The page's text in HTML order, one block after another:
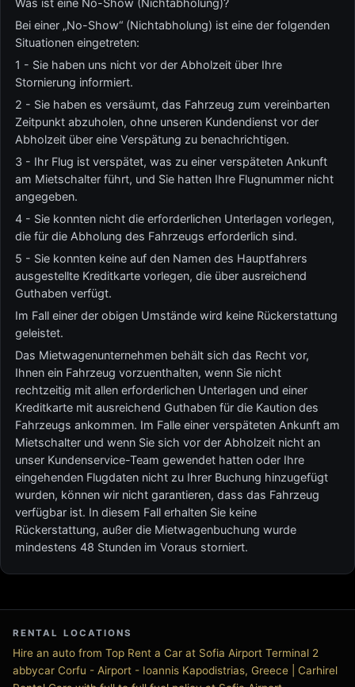
Was ist eine No-Show (Nichtabholung)?
Bei einer „No-Show“ (Nichtabholung) ist eine der folgenden
Situationen eingetreten:
1 - Sie haben uns nicht vor der Abholzeit über Ihre
Stornierung informiert.
2 - Sie haben es versäumt, das Fahrzeug zum vereinbarten
Zeitpunkt abzuholen, ohne unseren Kundendienst vor der
Abholzeit über eine Verspätung zu benachrichtigen.
3 - Ihr Flug ist verspätet, was zu einer verspäteten Ankunft
am Mietschalter führt, und Sie hatten Ihre Flugnummer nicht
angegeben.
4 - Sie konnten nicht die erforderlichen Unterlagen vorlegen,
die für die Abholung des Fahrzeugs erforderlich sind.
5 - Sie konnten keine auf den Namen des Hauptfahrers
ausgestellte Kreditkarte vorlegen, die über ausreichend
Guthaben verfügt.
Im Fall einer der obigen Umstände wird keine Rückerstattung
geleistet.
Das Mietwagenunternehmen behält sich das Recht vor,
Ihnen ein Fahrzeug vorzuenthalten, wenn Sie nicht
rechtzeitig mit allen erforderlichen Unterlagen und einer
Kreditkarte mit ausreichend Guthaben für die Kaution des
Fahrzeugs ankommen. Im Falle einer verspäteten Ankunft am
Mietschalter und wenn Sie sich vor der Abholzeit nicht an
unser Kundenservice-Team gewendet hatten oder Ihre
eingehenden Flugdaten nicht zu Ihrer Buchung hinzugefügt
wurden, können wir nicht garantieren, dass das Fahrzeug
verfügbar ist. In diesem Fall erhalten Sie keine
Rückerstattung, außer die Mietwagenbuchung wurde
mindestens 48 Stunden im Voraus storniert.
RENTAL LOCATIONS
Hire an auto from Top Rent a Car at Sofia Airport Terminal 2
abbycar Corfu - Airport - Ioannis Kapodistrias, Greece | Carhirel